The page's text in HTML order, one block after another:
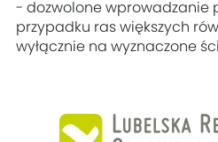
- dozwolone wprowadzanie
przypadku ras większych
wyłącznie na wyznaczone